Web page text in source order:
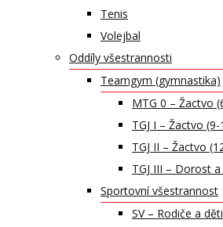
Tenis
Volejbal
Oddíly všestrannosti
Teamgym (gymnastika)
MTG 0 – Žactvo
TGJ I – Žactvo
TGJ II – Žactvo
TGJ III – Dorost
Sportovní všestrannost
SV – Rodiče a děti